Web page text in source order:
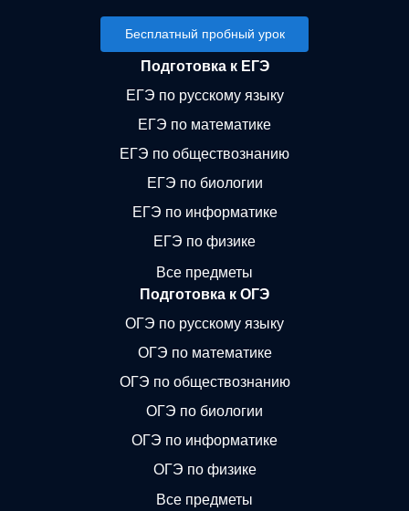
Бесплатный пробный урок
Подготовка к ЕГЭ
ЕГЭ по русскому языку
ЕГЭ по математике
ЕГЭ по обществознанию
ЕГЭ по биологии
ЕГЭ по информатике
ЕГЭ по физике
Все предметы
Подготовка к ОГЭ
ОГЭ по русскому языку
ОГЭ по математике
ОГЭ по обществознанию
ОГЭ по биологии
ОГЭ по информатике
ОГЭ по физике
Все предметы